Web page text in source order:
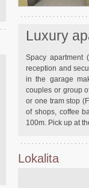
Luxury
Spacy
reception and
in the garage
couples or group
or one tram stop
of shops, coffee
100m. Pick up at
Lokalita